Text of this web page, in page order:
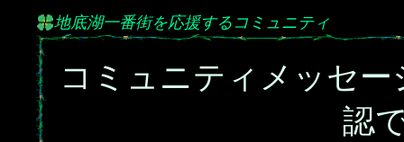
地底湖一番街を応援するコミュニティ
コミュニティメッセ
認